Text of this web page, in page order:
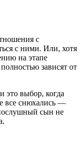
с
с ними. Или, хотя
на этапе
зависят от
это выбор, когда
все снюхались —
сын не